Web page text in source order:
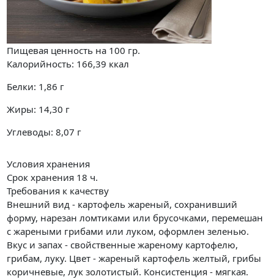
Пищевая ценность на 100 гр.
Калорийность: 166,39 ккал
Белки: 1,86 г
Жиры: 14,30 г
Углеводы: 8,07 г
Условия хранения
Срок хранения 18 ч.
Требования к качеству
Внешний вид - картофель жареный, сохранивший
форму, нарезан ломтиками или брусочками, перемешан
с жареными грибами или луком, оформлен зеленью.
Вкус и запах - свойственные жареному картофелю,
грибам, луку. Цвет - жареный картофель желтый, грибы
коричневые, лук золотистый. Консистенция - мягкая.